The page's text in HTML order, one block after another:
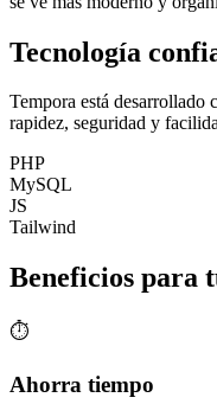
Tecnología
Tempora está desarrollado
rapidez, seguridad y
PHP
MySQL
JS
Tailwind
Beneficios para
⏱
Ahorra tiempo